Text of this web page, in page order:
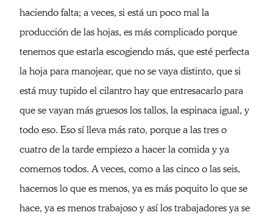
haciendo falta; a veces, si está un poco mal la
producción de las hojas, es más complicado porque
tenemos que estarla escogiendo más, que esté perfecta
la hoja para manojear, que no se vaya distinto, que si
está muy tupido el cilantro hay que entresacarlo para
que se vayan más gruesos los tallos, la espinaca igual, y
todo eso. Eso sí lleva más rato, porque a las tres o
cuatro de la tarde empiezo a hacer la comida y ya
comemos todos. A veces, como a las cinco o las seis,
hacemos lo que es menos, ya es más poquito lo que se
hace, ya es menos trabajoso y así los trabajadores ya se